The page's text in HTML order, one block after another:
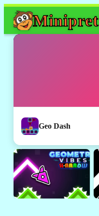
Minipret
Geo Dash